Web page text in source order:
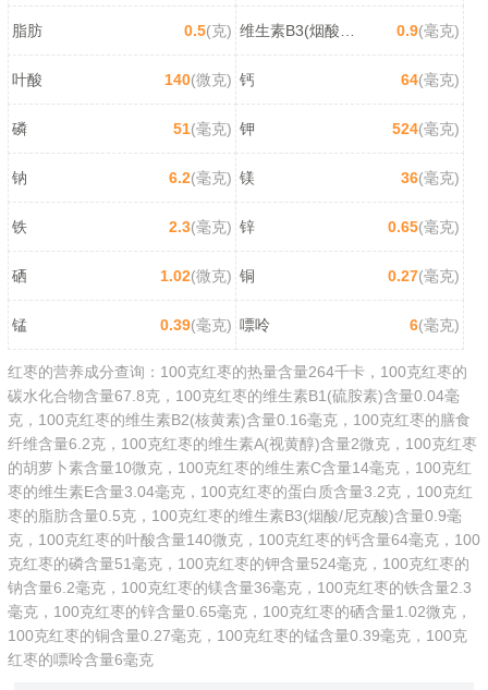
脂肪 0.5(克) 维生素B3(烟酸/尼克酸) 0.9(毫克)
叶酸 140(微克) 钙 64(毫克)
磷 51(毫克) 钾 524(毫克)
钠 6.2(毫克) 镁 36(毫克)
铁 2.3(毫克) 锌 0.65(毫克)
硒 1.02(微克) 铜 0.27(毫克)
锰 0.39(毫克) 嘌呤 6(毫克)
红枣的营养成分查询：100克红枣的热量含量264千卡，100克红枣的
碳水化合物含量67.8克，100克红枣的维生素B1(硫胺素)含量0.04毫
克，100克红枣的维生素B2(核黄素)含量0.16毫克，100克红枣的膳食
纤维含量6.2克，100克红枣的维生素A(视黄醇)含量2微克，100克红枣
的胡萝卜素含量10微克，100克红枣的维生素C含量14毫克，100克红
枣的维生素E含量3.04毫克，100克红枣的蛋白质含量3.2克，100克红
枣的脂肪含量0.5克，100克红枣的维生素B3(烟酸/尼克酸)含量0.9毫
克，100克红枣的叶酸含量140微克，100克红枣的钙含量64毫克，100
克红枣的磷含量51毫克，100克红枣的钾含量524毫克，100克红枣的
钠含量6.2毫克，100克红枣的镁含量36毫克，100克红枣的铁含量2.3
毫克，100克红枣的锌含量0.65毫克，100克红枣的硒含量1.02微克，
100克红枣的铜含量0.27毫克，100克红枣的锰含量0.39毫克，100克
红枣的嘌呤含量6毫克